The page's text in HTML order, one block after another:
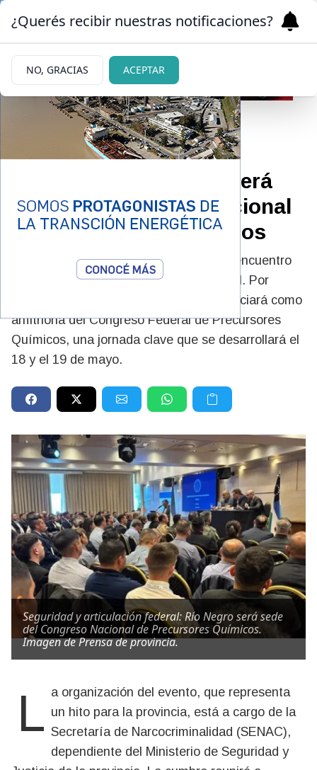
Seguridad: Bariloche será
sede del Congreso Nacional
de Precursores Químicos
Nuestra ciudad será el epicentro de un encuentro
trascendental para la seguridad nacional. Por
primera vez en su historia, Río Negro oficiará como
anfitriona del Congreso Federal de Precursores
Químicos, una jornada clave que se desarrollará el
18 y el 19 de mayo.
Seguridad y articulación federal: Río Negro será sede
del Congreso Nacional de Precursores Químicos.
Imagen de Prensa de provincia.
La organización del evento, que representa un hito para la provincia, está a cargo de la
Secretaría de Narcocriminalidad (SENAC),
dependiente del Ministerio de Seguridad y
¿Querés recibir nuestras notificaciones?
NO, GRACIAS ACEPTAR